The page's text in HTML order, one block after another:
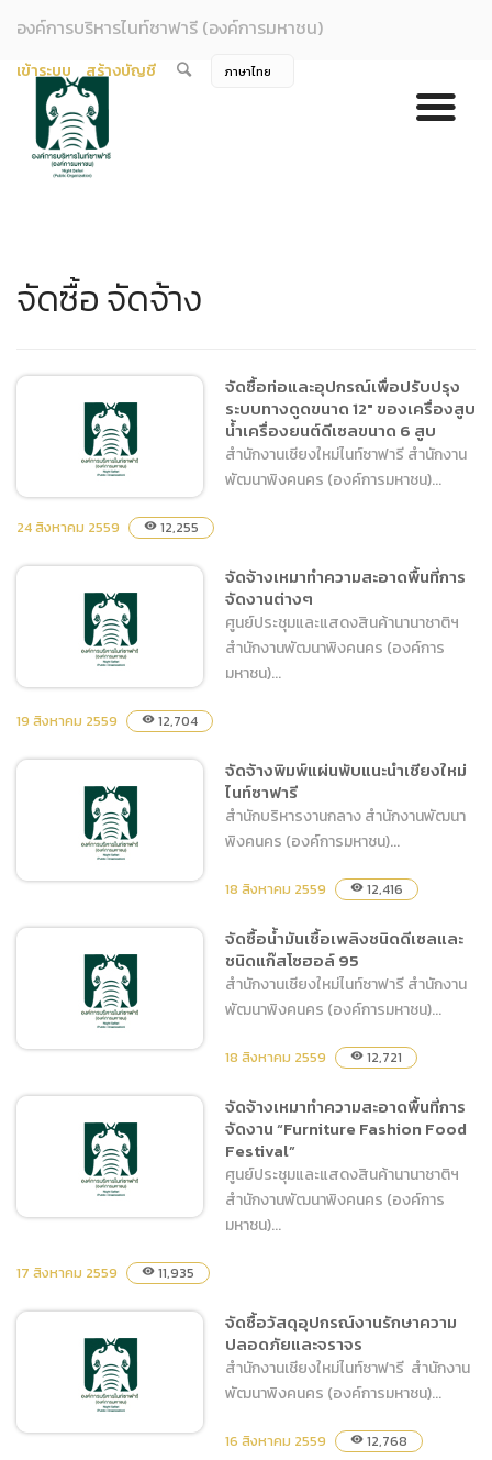
องค์การบริหารไนท์ซาฟารี (องค์การมหาชน)
เข้าระบบ สร้างบัญชี
จัดซื้อ จัดจ้าง
จัดซื้อท่อและอุปกรณ์เพื่อ
ปรับปรุงระบบทางดูดขนาด
12″ ของเครื่องสูบน้ำ
เครื่องยนต์ดีเซลขนาด 6 สูบ
จัดซื้อท่อและอุปกรณ์เพื่อปรับปรุง
ระบบทางดูดขนาด 12″ ของเครื่องสูบ
น้ำเครื่องยนต์ดีเซลขนาด 6 สูบ
สำนักงานเชียงใหม่ไนท์ซาฟารี สำนักงาน
พัฒนาพิงคนคร (องค์การมหาชน)...
24 สิงหาคม 2559 visibility 12,255
จัดจ้างเหมาทำความสะอาด
พื้นที่การจัดงานต่างๆ
จัดจ้างเหมาทำความสะอาดพื้นที่การ
จัดงานต่างๆ
ศูนย์ประชุมและแสดงสินค้านานาชาติฯ
สำนักงานพัฒนาพิงคนคร (องค์การ
มหาชน)...
19 สิงหาคม 2559 visibility 12,704
จัดจ้างพิมพ์แผ่นพับแนะนำ
เชียงใหม่ไนท์ซาฟารี
จัดจ้างพิมพ์แผ่นพับแนะนำเชียงใหม่
ไนท์ซาฟารี
สำนักบริหารงานกลาง สำนักงานพัฒนา
พิงคนคร (องค์การมหาชน)...
18 สิงหาคม 2559 visibility 12,416
จัดซื้อน้ำมันเชื้อเพลิงชนิด
ดีเซลและชนิดแก๊สโซฮอล์ 95
จัดซื้อน้ำมันเชื้อเพลิงชนิดดีเซลและ
ชนิดแก๊สโซฮอล์ 95
สำนักงานเชียงใหม่ไนท์ซาฟารี สำนักงาน
พัฒนาพิงคนคร (องค์การมหาชน)...
18 สิงหาคม 2559 visibility 12,721
พื้นที่การจัดงาน “Furniture
Fashion Food Festival”
จัดจ้างเหมาทำความสะอาดพื้นที่การ
จัดงาน “Furniture Fashion Food
Festival”
ศูนย์ประชุมและแสดงสินค้านานาชาติฯ
สำนักงานพัฒนาพิงคนคร (องค์การ
มหาชน)...
17 สิงหาคม 2559 visibility 11,935
จัดซื้อวัสดุอุปกรณ์งานรักษาความ
ปลอดภัยและจราจร
สำนักงานเชียงใหม่ไนท์ซาฟารี สำนักงาน
พัฒนาพิงคนคร (องค์การมหาชน)...
16 สิงหาคม 2559 visibility 12,768